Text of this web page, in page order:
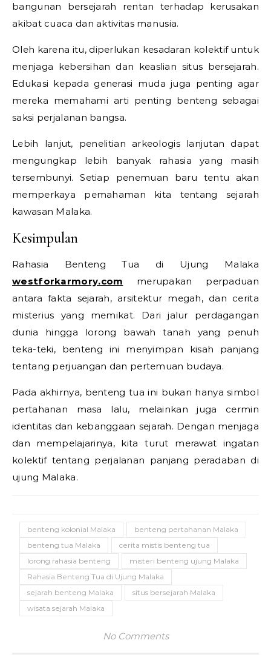
bangunan bersejarah rentan terhadap kerusakan
akibat cuaca dan aktivitas manusia.
Oleh karena itu, diperlukan kesadaran kolektif untuk
menjaga kebersihan dan keaslian situs bersejarah.
Edukasi kepada generasi muda juga penting agar
mereka memahami arti penting benteng sebagai
saksi perjalanan bangsa.
Lebih lanjut, penelitian arkeologis lanjutan dapat
mengungkap lebih banyak rahasia yang masih
tersembunyi. Setiap penemuan baru tentu akan
memperkaya pemahaman kita tentang sejarah
kawasan Malaka.
Kesimpulan
Rahasia Benteng Tua di Ujung Malaka
westforkarmory.com merupakan perpaduan
antara fakta sejarah, arsitektur megah, dan cerita
misterius yang memikat. Dari jalur perdagangan
dunia hingga lorong bawah tanah yang penuh
teka-teki, benteng ini menyimpan kisah panjang
tentang perjuangan dan pertemuan budaya.
Pada akhirnya, benteng tua ini bukan hanya simbol
pertahanan masa lalu, melainkan juga cermin
identitas dan kebanggaan sejarah. Dengan menjaga
dan mempelajarinya, kita turut merawat ingatan
kolektif tentang perjalanan panjang peradaban di
ujung Malaka.
benteng kolonial Malaka
benteng pertahanan Malaka
benteng tua Malaka
cerita mistis benteng tua
lorong rahasia benteng
misteri benteng ujung Malaka
Rahasia Benteng Tua di Ujung Malaka
sejarah benteng Malaka
situs bersejarah Malaka
wisata sejarah Malaka
No Comments